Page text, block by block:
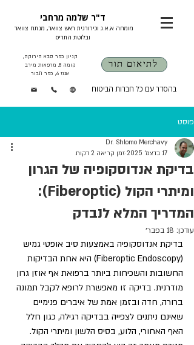
ד"ר שלמה מרחבי
ובלוטת התריס
קניון כפר סבא הירוקה,
קומה 8. מרפאות מירב
אגוז 6, כפר תבור
לתיאום תור
בהסדר עם כל חברות הביטוח
פוסט
בדיקת אנדוסקופיה של הגרון
ומיתרי הקול (Fiberoptic):
המדריך המלא לנבדק
Dr. Shlomo Merchavy
17 בדצמ׳ 2025
זמן קריאה 2 דקות
עודכן: 18 בפבר׳
בדיקת אנדוסקופיה באמצעות סיב אופטי גמיש
(Fiberoptic Endoscopy) היא אחת הבדיקות
החשובות והשכיחות ביותר ברפואת אף אוזן גרון
מודרנית. בדיקה זו מאפשרת לרופא לקבל תמונה
ברורה, חדה ובזמן אמת של איברים פנימיים
שאינם ניתנים לצפייה בבדיקה רגילה, כגון חלל
האף האחורי, הלוע, בסיס הלשון ומיתרי הקול.